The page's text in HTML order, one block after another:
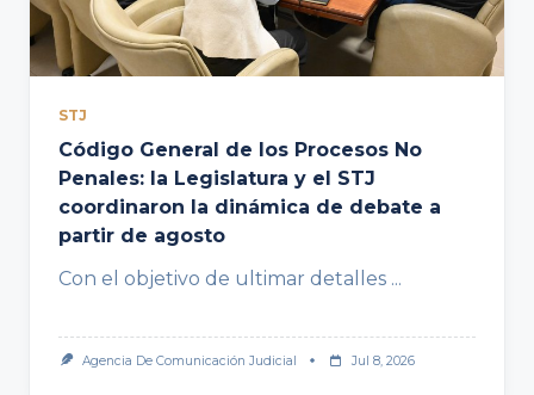
STJ
Código General de los Procesos No
Penales: la Legislatura y el STJ
coordinaron la dinámica de debate a
partir de agosto
Con el objetivo de ultimar detalles ...
Agencia De Comunicación Judicial Jul 8, 2026